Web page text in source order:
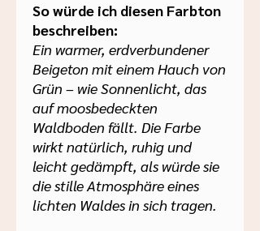
So würde ich diesen Farbton
beschreiben:
Ein warmer, erdverbundener
Beigeton mit einem Hauch von
Grün – wie Sonnenlicht, das
auf moosbedeckten
Waldboden fällt. Die Farbe
wirkt natürlich, ruhig und
leicht gedämpft, als würde sie
die stille Atmosphäre eines
lichten Waldes in sich tragen.